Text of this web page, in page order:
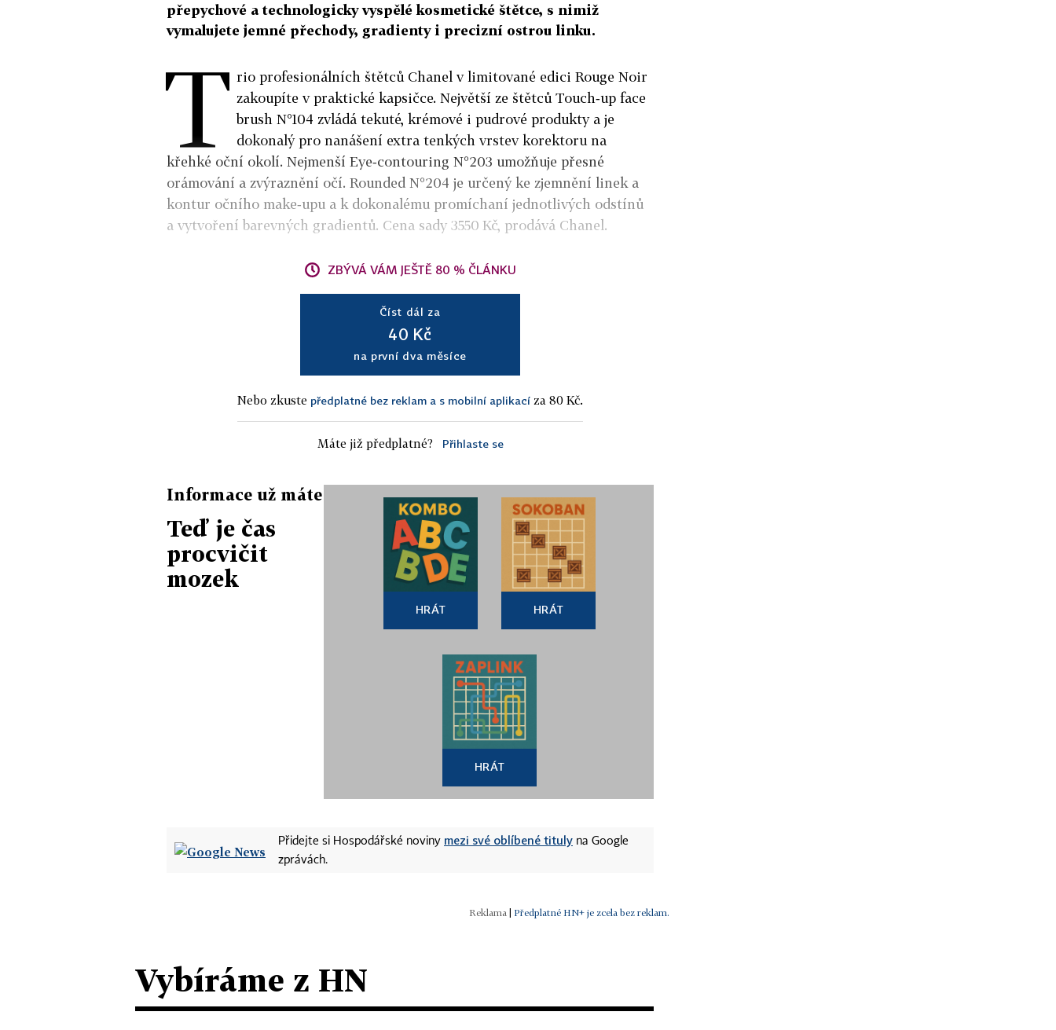
přepychové a technologicky vyspělé kosmetické štětce, s nimiž
vymalujete jemné přechody, gradienty i precizní ostrou linku.
T rio profesionálních štětců Chanel v limitované edici Rouge Noir
zakoupíte v praktické kapsičce. Největší ze štětců Touch‑up face
brush N°104 zvládá tekuté, krémové i pudrové produkty a je
dokonalý pro nanášení extra tenkých vrstev korektoru na
křehké oční okolí. Nejmenší Eye‑contouring N°203 umožňuje přesné
orámování a zvýraznění očí. Rounded N°204 je určený ke zjemnění linek a
kontur očního make‑upu a k dokonalému promíchaní jednotlivých odstínů
a vytvoření barevných gradientů. Cena sady 3550 Kč, prodává Chanel.
ZBÝVÁ VÁM JEŠTĚ 80 % ČLÁNKU
Číst dál za
40 Kč
na první dva měsíce
Nebo zkuste předplatné bez reklam a s mobilní aplikací za 80 Kč.
Máte již předplatné? Přihlaste se
Informace už máte
Teď je čas
procvičit
mozek
HRÁT HRÁT
HRÁT
Přidejte si Hospodářské noviny mezi své oblíbené tituly na Google
zprávách.
| Předplatné HN+ je zcela bez reklam.
Vybíráme z HN